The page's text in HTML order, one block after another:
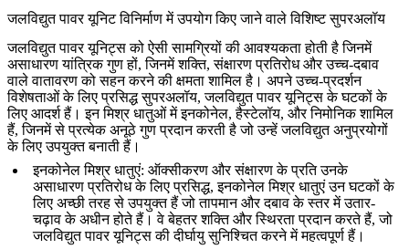
जलविद्युत पावर यूनिट विनिर्माण में उपयोग किए जाने वाले विशिष्ट सुपरअलॉय
जलविद्युत पावर यूनिट्स को ऐसी सामग्रियों की आवश्यकता होती है जिनमें
असाधारण यांत्रिक गुण हों, जिनमें शक्ति, संक्षारण प्रतिरोध और उच्च-दबाव
वाले वातावरण को सहन करने की क्षमता शामिल है। अपने उच्च-प्रदर्शन
विशेषताओं के लिए प्रसिद्धसुपरअलॉय, जलविद्युत पावर यूनिट्स के घटकों के
लिए आदर्श हैं। इन मिश्र धातुओं मेंइनकोनेल,हैस्टेलॉय, औरनिमोनिकशामिल
हैं, जिनमें से प्रत्येक अनूठे गुण प्रदान करती है जो उन्हें जलविद्युत अनुप्रयोगों
के लिए उपयुक्त बनाती हैं।
इनकोनेल मिश्र धातुएं: ऑक्सीकरण और संक्षारण के प्रति उनके
असाधारण प्रतिरोध के लिए प्रसिद्ध, इनकोनेल मिश्र धातुएं उन घटकों के
लिए अच्छी तरह से उपयुक्त हैं जो तापमान और दबाव के स्तर में उतार-
चढ़ाव के अधीन होते हैं। वे बेहतर शक्ति और स्थिरता प्रदान करते हैं, जो
जलविद्युत पावर यूनिट्स की दीर्घायु सुनिश्चित करने में महत्वपूर्ण हैं।